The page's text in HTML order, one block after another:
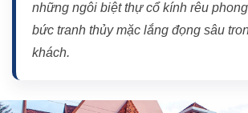
những ngôi biệt thự cổ kính rêu
bức tranh thủy mặc lắng đọng sâu
khách.